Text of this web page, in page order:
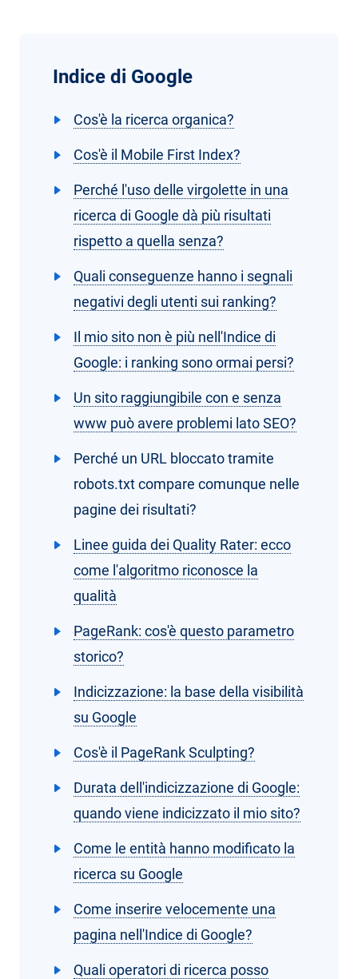
Indice di Google
Cos'è la ricerca organica?
Cos'è il Mobile First Index?
Perché l'uso delle virgolette in una
ricerca di Google dà più risultati
rispetto a quella senza?
Quali conseguenze hanno i segnali
negativi degli utenti sui ranking?
Il mio sito non è più nell'Indice di
Google: i ranking sono ormai persi?
Un sito raggiungibile con e senza
www può avere problemi lato SEO?
Perché un URL bloccato tramite
robots.txt compare comunque nelle
pagine dei risultati?
Linee guida dei Quality Rater: ecco
come l'algoritmo riconosce la
qualità
PageRank: cos'è questo parametro
storico?
Indicizzazione: la base della visibilità
su Google
Cos'è il PageRank Sculpting?
Durata dell'indicizzazione di Google:
quando viene indicizzato il mio sito?
Come le entità hanno modificato la
ricerca su Google
Come inserire velocemente una
pagina nell'Indice di Google?
Quali operatori di ricerca posso